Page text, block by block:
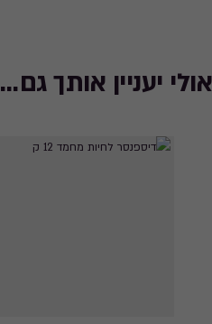
אולי יעניין אותך גם...